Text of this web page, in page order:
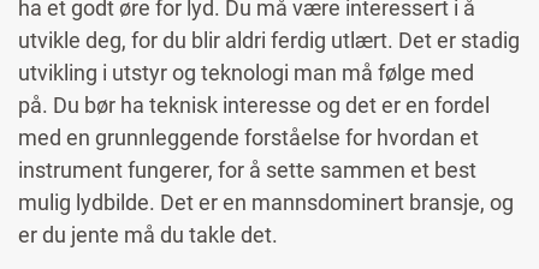
ha et godt øre for lyd. Du må være interessert i å
utvikle deg, for du blir aldri ferdig utlært. Det er stadig
utvikling i utstyr og teknologi man må følge med
på. Du bør ha teknisk interesse og det er en fordel
med en grunnleggende forståelse for hvordan et
instrument fungerer, for å sette sammen et best
mulig lydbilde. Deter en mannsdominert bransje, og
er du jente må du takle det.